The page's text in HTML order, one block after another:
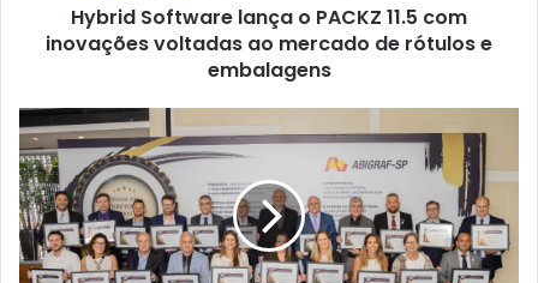
mercado
e
embalagens
Hybrid Software lança o PACKZ 11.5 com
inovações voltadas ao mercado de rótulos e
embalagens
João
Scortecci
é
empossado
para
seu
segundo